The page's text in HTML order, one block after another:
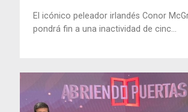
El icónico peleador irlandés Conor
pondrá fin a una inactividad de cinc...